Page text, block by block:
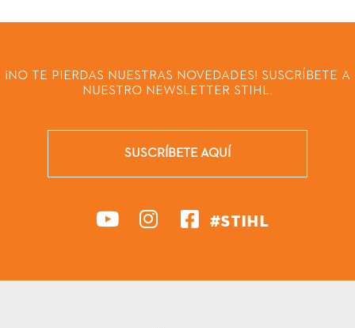
¡NO TE PIERDAS NUESTRAS NOVEDADES! SUSCRÍBETE A
NUESTRO NEWSLETTER STIHL.
SUSCRÍBETE AQUÍ
#STIHL